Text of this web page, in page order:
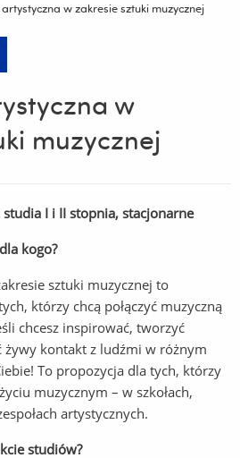
w zakresie sztuki muzycznej
w
muzycznej
I i II stopnia, stacjonarne
kogo?
sztuki muzycznej to
którzy chcą połączyć muzyczną
chcesz inspirować, tworzyć
żywy kontakt z ludźmi w różnym
To propozycja dla tych, którzy
muzycznym – w szkołach,
artystycznych.
studiów?